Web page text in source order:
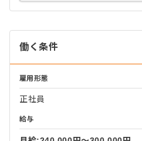
働く条件
雇用形態
正社員
給与